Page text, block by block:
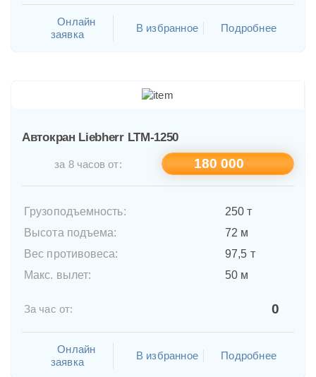
Онлайн
заявка
В избранное Подробнее
Автокран Liebherr LTM-1250
за 8 часов от: 180 000
Грузоподъемность:
250 т
Высота подъема:
72 м
Вес противовеса:
97,5 т
Макс. вылет:
50 м
За час от: 0
Онлайн
заявка
В избранное Подробнее